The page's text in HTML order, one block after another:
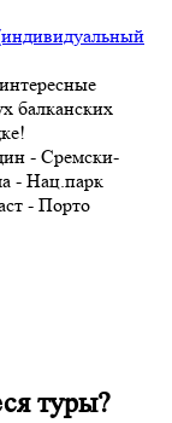
балканских
- Сремски-
- Нац.парк
- Порто
туры?